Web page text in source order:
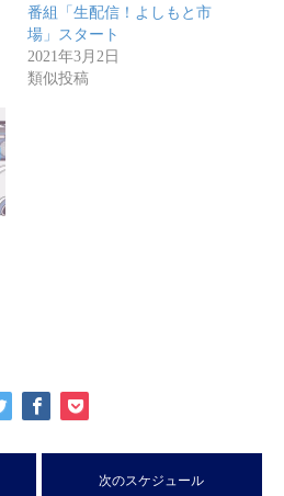
番組「生配信！よしもと市
場」スタート
2021年3月2日
類似投稿
次のスケジュール